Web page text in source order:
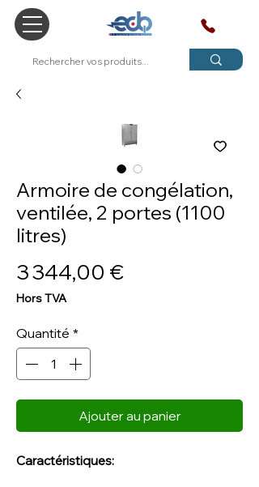
Armoire de congélation,
ventilée, 2 portes (1100
litres)
3 344,00 €Prix
Hors TVA
Quantité *
Ajouter au panier
Caractéristiques: